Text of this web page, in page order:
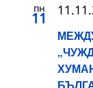
пн
11